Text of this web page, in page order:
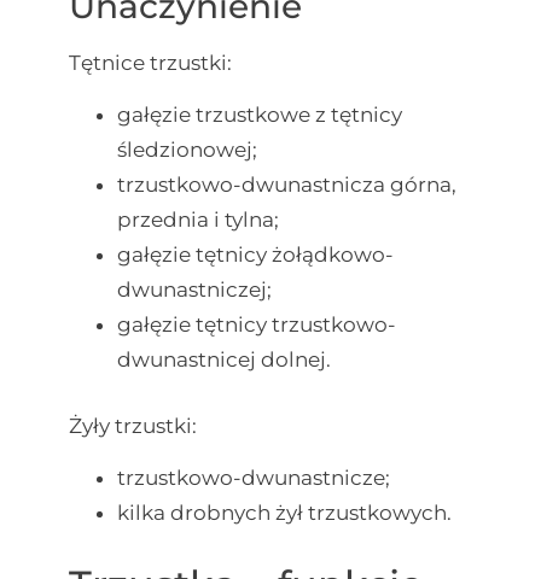
Tętnice trzustki:
gałęzie trzustkowe z tętnicy
śledzionowej;
trzustkowo-dwunastnicza górna,
przednia i tylna;
gałęzie tętnicy żołądkowo-
dwunastniczej;
gałęzie tętnicy trzustkowo-
dwunastnicej dolnej.
Żyły trzustki:
trzustkowo-dwunastnicze;
kilka drobnych żył trzustkowych.